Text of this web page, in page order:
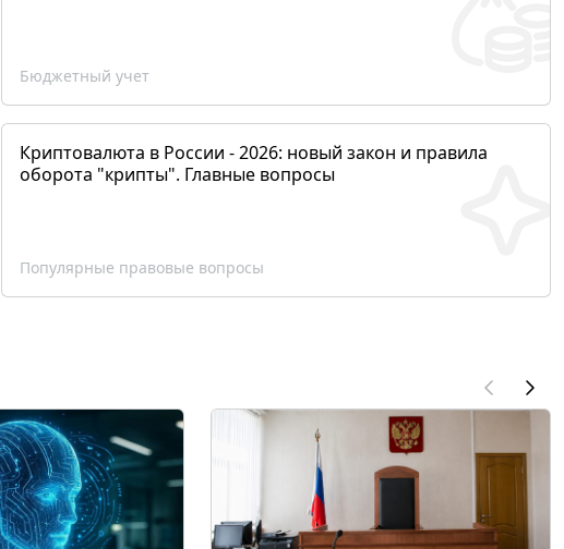
Бюджетный учет
Криптовалюта в России - 2026: новый закон и правила
оборота "крипты". Главные вопросы
Популярные правовые вопросы